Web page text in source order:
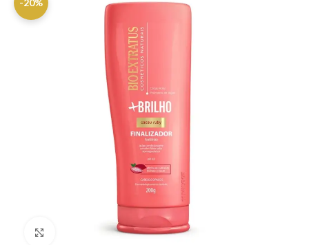
-20%
Clique para ampliar